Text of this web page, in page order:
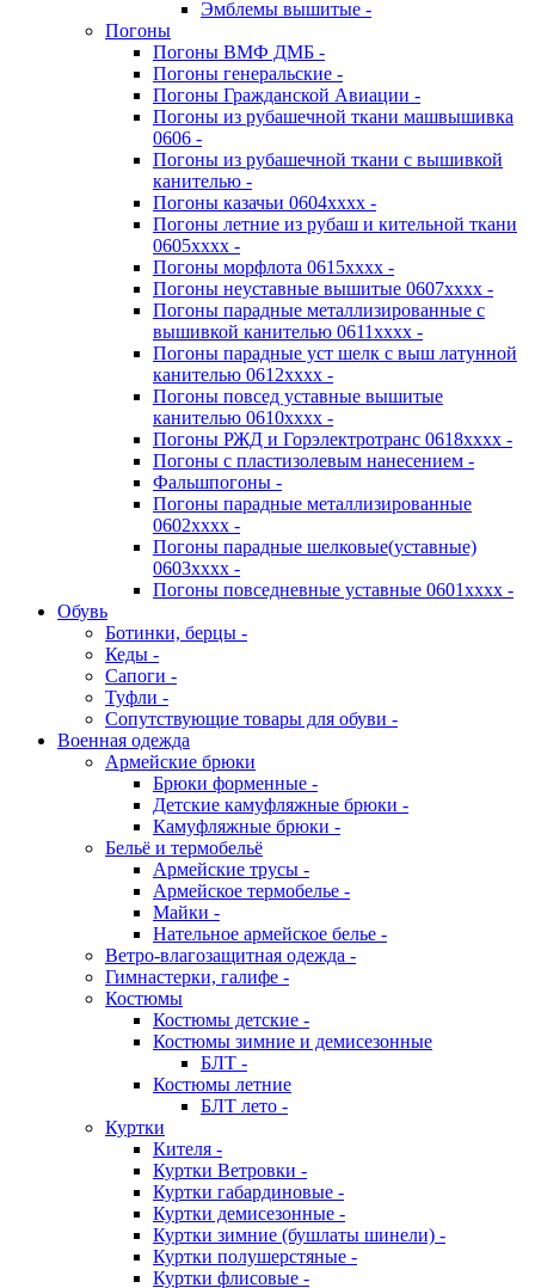
Эмблемы вышитые -
Погоны
Погоны ВМФ ДМБ -
Погоны генеральские -
Погоны Гражданской Авиации -
Погоны из рубашечной ткани машвышивка
0606 -
Погоны из рубашечной ткани с вышивкой
канителью -
Погоны казачьи 0604хххх -
Погоны летние из рубаш и кительной ткани
0605хххх -
Погоны морфлота 0615хххх -
Погоны неуставные вышитые 0607хххх -
Погоны парадные металлизированные с
вышивкой канителью 0611хххх -
Погоны парадные уст шелк с выш латунной
канителью 0612хххх -
Погоны повсед уставные вышитые
канителью 0610хххх -
Погоны РЖД и Горэлектротранс 0618хххх -
Погоны с пластизолевым нанесением -
Фальшпогоны -
Погоны парадные металлизированные
0602хххх -
Погоны парадные шелковые(уставные)
0603хххх -
Погоны повседневные уставные 0601хххх -
Обувь
Ботинки, берцы -
Кеды -
Сапоги -
Туфли -
Сопутствующие товары для обуви -
Военная одежда
Армейские брюки
Брюки форменные -
Детские камуфляжные брюки -
Камуфляжные брюки -
Бельё и термобельё
Армейские трусы -
Армейское термобелье -
Майки -
Нательное армейское белье -
Ветро-влагозащитная одежда -
Гимнастерки, галифе -
Костюмы
Костюмы детские -
Костюмы зимние и демисезонные
БЛТ -
Костюмы летние
БЛТ лето -
Куртки
Кителя -
Куртки Ветровки -
Куртки габардиновые -
Куртки демисезонные -
Куртки зимние (бушлаты шинели) -
Куртки полушерстяные -
Куртки флисовые -